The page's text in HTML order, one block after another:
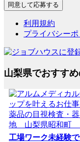
利用規約
プライバシー
山梨県でおすすめ
工場ワーク未経験